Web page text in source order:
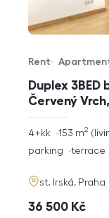
Duplex
Červený
Offer type
Rent
Property type
Virtuální
rozměry
disposition
4+kk 153 m2
funkce
parking terrace
adresa
st. Irská, Praha
cena
36 500 Kč